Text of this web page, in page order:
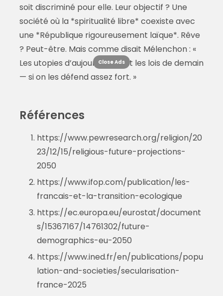
soit discriminé pour elle. Leur objectif ? Une
société où la *spiritualité libre* coexiste avec
une *République rigoureusement laïque*. Rêve
? Peut-être. Mais comme disait Mélenchon : «
Les utopies d’aujourd’hui sont les lois de demain
— si on les défend assez fort. »
Références
https://www.pewresearch.org/religion/20
23/12/15/religious-future-projections-
2050
https://www.ifop.com/publication/les-
francais-et-la-transition-ecologique
https://ec.europa.eu/eurostat/document
s/15367167/14761302/future-
demographics-eu-2050
https://www.ined.fr/en/publications/popu
lation-and-societies/secularisation-
france-2025
Close Ads